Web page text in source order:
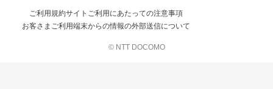
ご利用規約サイトご利用にあたっての注意事項
お客さまご利用端末からの情報の外部送信について
© NTT DOCOMO